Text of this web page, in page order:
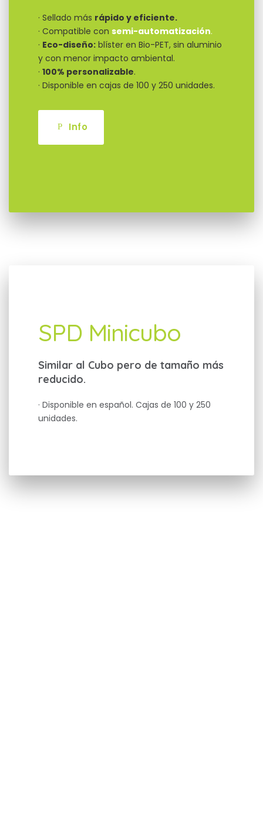
· Sellado más rápido y eficiente.
· Compatible con semi-automatización.
· Eco-diseño: blíster en Bio-PET, sin aluminio
y con menor impacto ambiental.
· 100% personalizable.
· Disponible en cajas de 100 y 250 unidades.
Info
SPD Minicubo
Similar al Cubo pero de tamaño más
reducido.
· Disponible en español. Cajas de 100 y 250
unidades.